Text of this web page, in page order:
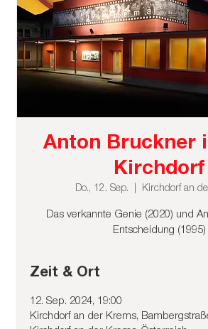
Anton Bruckner
Kirchdorf
Do., 12. Sep. Kirchdorf an
Das verkannte Genie (2020) und
Entscheidung (1995)
Zeit & Ort
12. Sep. 2024, 19:00
Kirchdorf an der Krems,